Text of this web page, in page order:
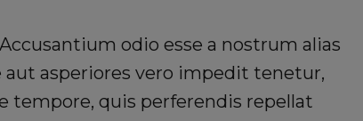
odio esse a nostrum alias
asperiores vero impedit tenetur,
tempore, quis perferendis repellat